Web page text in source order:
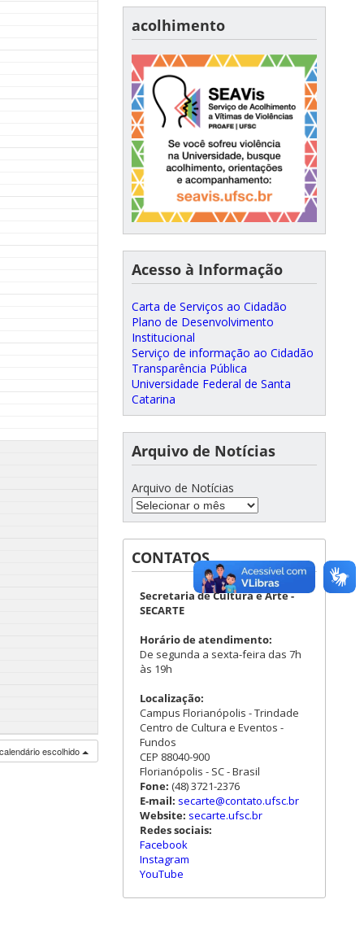
escolhido
acolhimento
Acesso à Informação
Carta de Serviços ao Cidadão
Plano de Desenvolvimento
Institucional
Serviço de informação ao Cidadão
Transparência Pública
Universidade Federal de Santa
Catarina
Arquivo de Notícias
Arquivo de Notícias
CONTATOS
Secretaria de Cultura e Arte -
SECARTE
Horário de atendimento:
De segunda a sexta-feira das 7h
às 19h
Localização:
Campus Florianópolis - Trindade
Centro de Cultura e Eventos -
Fundos
CEP 88040-900
Florianópolis - SC - Brasil
Fone: (48) 3721-2376
E-mail: secarte@contato.ufsc.br
Website: secarte.ufsc.br
Redes sociais:
Facebook
Instagram
YouTube